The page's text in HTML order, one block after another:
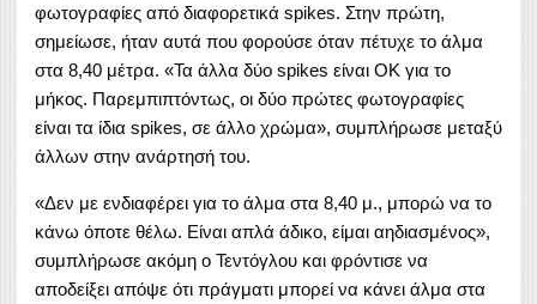
φωτογραφίες από διαφορετικά spikes. Στην πρώτη,
σημείωσε, ήταν αυτά που φορούσε όταν πέτυχε το άλμα
στα 8,40 μέτρα. «Τα άλλα δύο spikes είναι ΟΚ για το
μήκος. Παρεμπιπτόντως, οι δύο πρώτες φωτογραφίες
είναι τα ίδια spikes, σε άλλο χρώμα», συμπλήρωσε μεταξύ
άλλων στην ανάρτησή του.
«Δεν με ενδιαφέρει για το άλμα στα 8,40 μ., μπορώ να το
κάνω όποτε θέλω. Είναι απλά άδικο, είμαι αηδιασμένος»,
συμπλήρωσε ακόμη ο Τεντόγλου και φρόντισε να
αποδείξει απόψε ότι πράγματι μπορεί να κάνει άλμα στα